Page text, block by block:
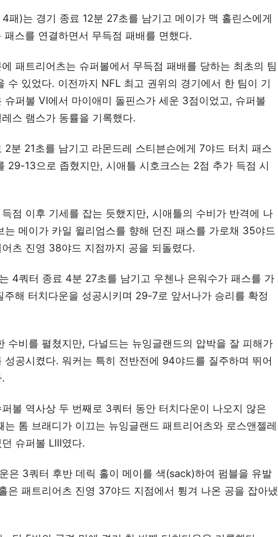
패)는 경기 종료 12분 27초를 남기고 메이가 맥 홀린스에게
스를 연결하면서 무득점 패배를 면했다.
패트리어츠는 슈퍼볼에서 무득점 패배를 당하는 최초의 팀
수 있었다. 이전까지 NFL 최고 권위의 경기에서 한 팀이 기
슈퍼볼 VI에서 마이애미 돌핀스가 세운 3점이었고, 슈퍼볼
스 램스가 동률을 기록했다.
2분 21초를 남기고 라몬드레 스티븐슨에게 7야드 터치 패스
29-13으로 좁혔지만, 시애틀 시호크스는 2점 추가 득점 시
점 이후 기세를 잡는 듯했지만, 시애틀의 수비가 반격에 나
는 메이가 카일 윌리엄스를 향해 던진 패스를 가로채 35야드
츠 진영 38야드 지점까지 공을 되돌렸다.
4쿼터 종료 4분 27초를 남기고 우첸나 은워수가 패스를 가
주해 터치다운을 성공시키며 29-7로 앞서나가 승리를 확정
수비를 펼쳤지만, 다널드는 뉴잉글랜드의 압박을 잘 피해가
성공시켰다. 워커는 특히 전반전에 94야드를 질주하며 뛰어
볼 역사상 두 번째로 3쿼터 동안 터치다운이 나오지 않은
는 톰 브래디가 이끄는 뉴잉글랜드 패트리어츠와 로스앤젤레
슈퍼볼 LIII였다.
은 3쿼터 후반 데릭 홀이 메이를 색(sack)하여 펌블을 유발
은 패트리어츠 진영 37야드 지점에서 튕겨 나온 공을 잡아냈